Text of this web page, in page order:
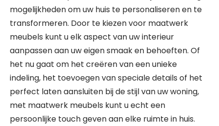
mogelijkheden om uw huis te personaliseren en te
transformeren. Door te kiezen voor maatwerk
meubels kunt u elk aspect van uw interieur
aanpassen aan uw eigen smaak en behoeften. Of
het nu gaat om het creëren van een unieke
indeling, het toevoegen van speciale details of het
perfect laten aansluiten bij de stijl van uw woning,
met maatwerk meubels kunt u echt een
persoonlijke touch geven aan elke ruimte in huis.